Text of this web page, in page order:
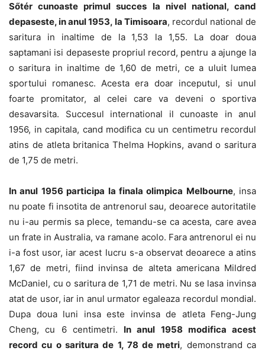
Sőtér cunoaste primul succes la nivel national, cand
depaseste, in anul 1953, la Timisoara, recordul national de
saritura in inaltime de la 1,53 la 1,55. La doar doua
saptamani isi depaseste propriul record, pentru a ajunge la
o saritura in inaltime de 1,60 de metri, ce a uluit lumea
sportului romanesc. Acesta era doar inceputul, si unul
foarte promitator, al celei care va deveni o sportiva
desavarsita. Succesul international il cunoaste in anul
1956, in capitala, cand modifica cu un centimetru recordul
atins de atleta britanica Thelma Hopkins, avand o saritura
de 1,75 de metri.
In anul 1956 participa la finala olimpica Melbourne, insa
nu poate fi insotita de antrenorul sau, deoarece autoritatile
nu i-au permis sa plece, temandu-se ca acesta, care avea
un frate in Australia, va ramane acolo. Fara antrenorul ei nu
i-a fost usor, iar acest lucru s-a observat deoarece a atins
1,67 de metri, fiind invinsa de alteta americana Mildred
McDaniel, cu o saritura de 1,71 de metri. Nu se lasa invinsa
atat de usor, iar in anul urmator egaleaza recordul mondial.
Dupa doua luni insa este invinsa de atleta Feng-Jung
Cheng, cu 6 centimetri. In anul 1958 modifica acest
record cu o saritura de 1, 78 de metri, demonstrand ca